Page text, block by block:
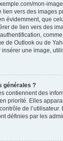
mon-
vers des images
évidemment, que
de lien vers des
de Outlook ou de
insérer une image,
générales ?
contiennent des
priorité. Elles
de
définies par les